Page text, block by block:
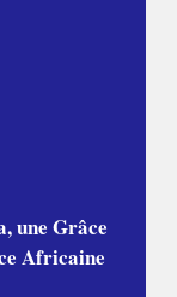
une Grâce
Africaine